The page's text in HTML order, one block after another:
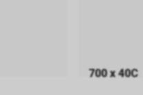
700 x 40C